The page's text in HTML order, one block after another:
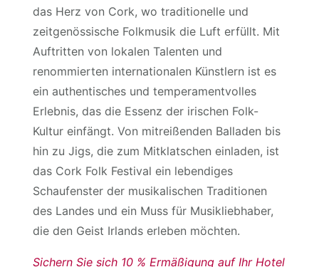
das Herz von Cork, wo traditionelle und
zeitgenössische Folkmusik die Luft erfüllt. Mit
Auftritten von lokalen Talenten und
renommierten internationalen Künstlern ist es
ein authentisches und temperamentvolles
Erlebnis, das die Essenz der irischen Folk-
Kultur einfängt. Von mitreißenden Balladen bis
hin zu Jigs, die zum Mitklatschen einladen, ist
das Cork Folk Festival ein lebendiges
Schaufenster der musikalischen Traditionen
des Landes und ein Muss für Musikliebhaber,
die den Geist Irlands erleben möchten.
Sichern Sie sich 10 % Ermäßigung auf Ihr Hotel